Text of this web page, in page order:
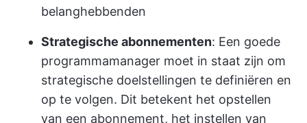
belanghebbenden
Strategische abonnementen: Een goede
programmamanager moet in staat zijn om
strategische doelstellingen te definiëren en
op te volgen. Dit betekent het opstellen
van een abonnement, het instellen van